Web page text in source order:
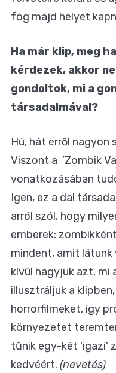
fog majd helyet
Ha már klip, meg
kérdezek, akkor
gondoltok, mi a
társadalmával?
Hú, hát erről nagyon
Viszont a ’Zombik
vonatkozásában
Igen, ez a dal
arról szól, hogy
emberek:
mindent, amit látunk
kívül hagyjuk azt, mi
illusztráljuk a
horrorfilmeket, így
környezetet
tűnik egy-két 'igazi'
kedvéért. (nevetés)